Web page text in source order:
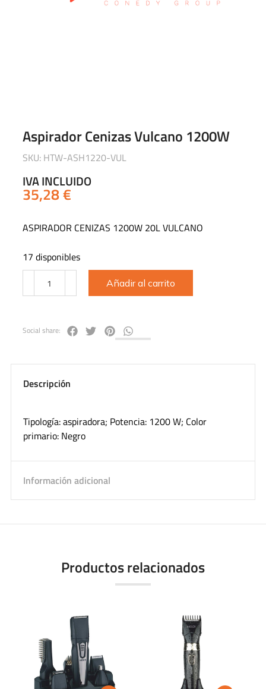
Aspirador Cenizas Vulcano 1200W
SKU: HTW-ASH1220-VUL
IVA INCLUIDO
35,28€
ASPIRADOR CENIZAS 1200W 20L VULCANO
17 disponibles
Añadir al carrito
Social share:
Descripción
Tipología: aspiradora; Potencia: 1200 W; Color
primario: Negro
Información adicional
Productos relacionados